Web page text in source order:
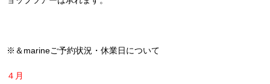
※＆marineご予約状況・休業日について
４月